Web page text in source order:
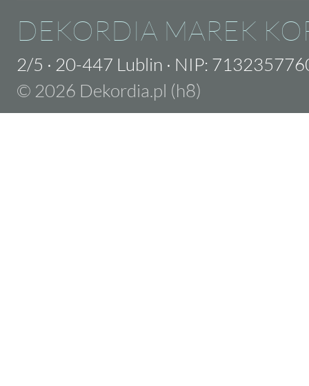
DEKORDIA MAREK
2/5 · 20-447 Lublin · NIP:
© 2026 Dekordia.pl (h8)